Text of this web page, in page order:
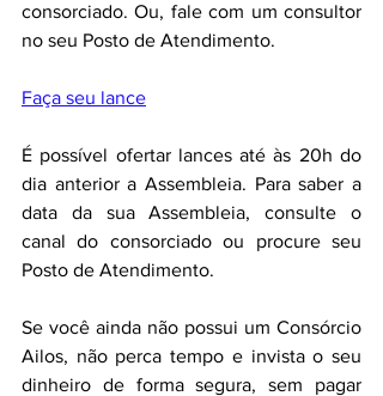
consorciado. Ou, fale com um consultor
no seu Posto de Atendimento.
Faça seu lance
É possível ofertar lances até às 20h do
dia anterior a Assembleia. Para saber a
data da sua Assembleia, consulte o
canal do consorciado ou procure seu
Posto de Atendimento.
Se você ainda não possui um Consórcio
Ailos, não perca tempo e invista o seu
dinheiro de forma segura, sem pagar